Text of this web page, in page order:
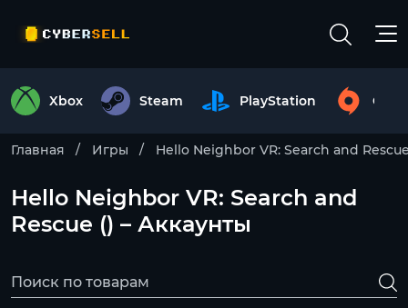
Xbox Steam PlayStation
Главная Игры Hello Neighbor VR: Search and
Hello Neighbor VR: Search and
Rescue () – Аккаунты